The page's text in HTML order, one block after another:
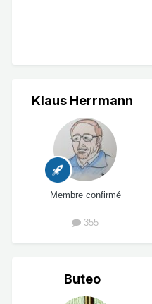
Klaus Herrmann
Membre confirmé
355
Buteo